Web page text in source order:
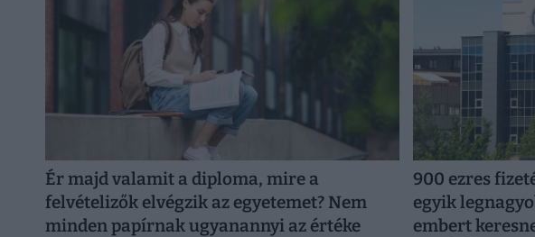
Ér majd valamit a diploma, mire a
felvételizők elvégzik az egyetemet? Nem
minden papírnak ugyanannyi az értéke
900 ezres
egyik
embert